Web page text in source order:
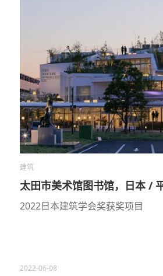
建筑
太田市美术馆图书馆，日本 /
2022日本建筑学会奖获奖项目
2022-06-08